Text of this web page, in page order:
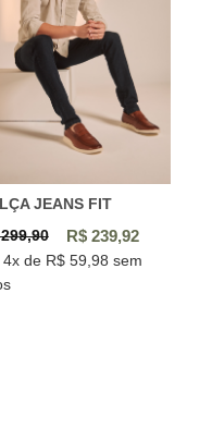
JEANS FIT
R$ 239,92
de R$ 59,98 sem